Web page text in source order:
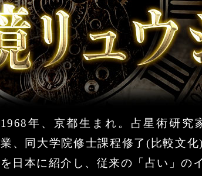
1968年、京都生まれ。占星術研究
業、同大学院修士課程修了(比較文
を日本に紹介し、従来の「占い」の